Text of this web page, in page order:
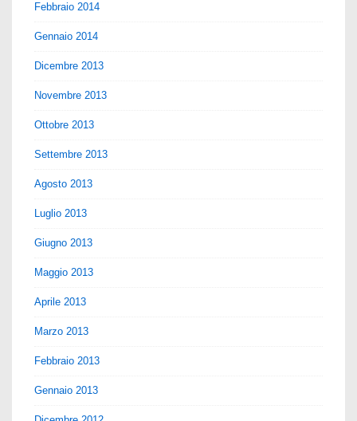
Febbraio 2014
Gennaio 2014
Dicembre 2013
Novembre 2013
Ottobre 2013
Settembre 2013
Agosto 2013
Luglio 2013
Giugno 2013
Maggio 2013
Aprile 2013
Marzo 2013
Febbraio 2013
Gennaio 2013